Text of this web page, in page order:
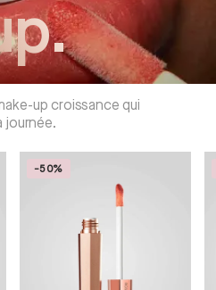
up croissance qui
journée.
-50%